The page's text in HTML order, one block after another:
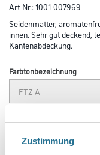
Zustimmung
Art-Nr.:1001-007969
Seidenmatter,
innen. Sehr gut deckend,
Kantenabdeckung.
Farbtonbezeichnung